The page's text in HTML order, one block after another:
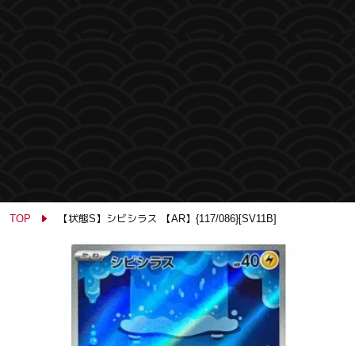
TOP 【状態S】シビシラス 【AR】{117/086}[SV11B]